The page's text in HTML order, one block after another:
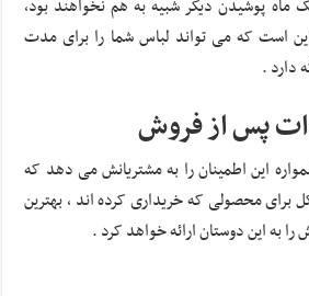
پوشیدن دیگر شبیه به هم نخواهند بود،
است که می تواند لباس شما را برای مدت
دارد .
پس از فروش
این اطمینان را به مشتریانش می دهد که
برای محصولی که خریداری کرده اند ، بهترین
به این دوستان ارائه خواهد کرد .